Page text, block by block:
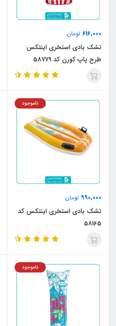
616,000 تومان
تشک بادی استخری اینتکس
طرح پاپ کورن کد 58779
990,000 تومان
ناموجود
تشک بادی استخری اینتکس کد
58165
ناموجود